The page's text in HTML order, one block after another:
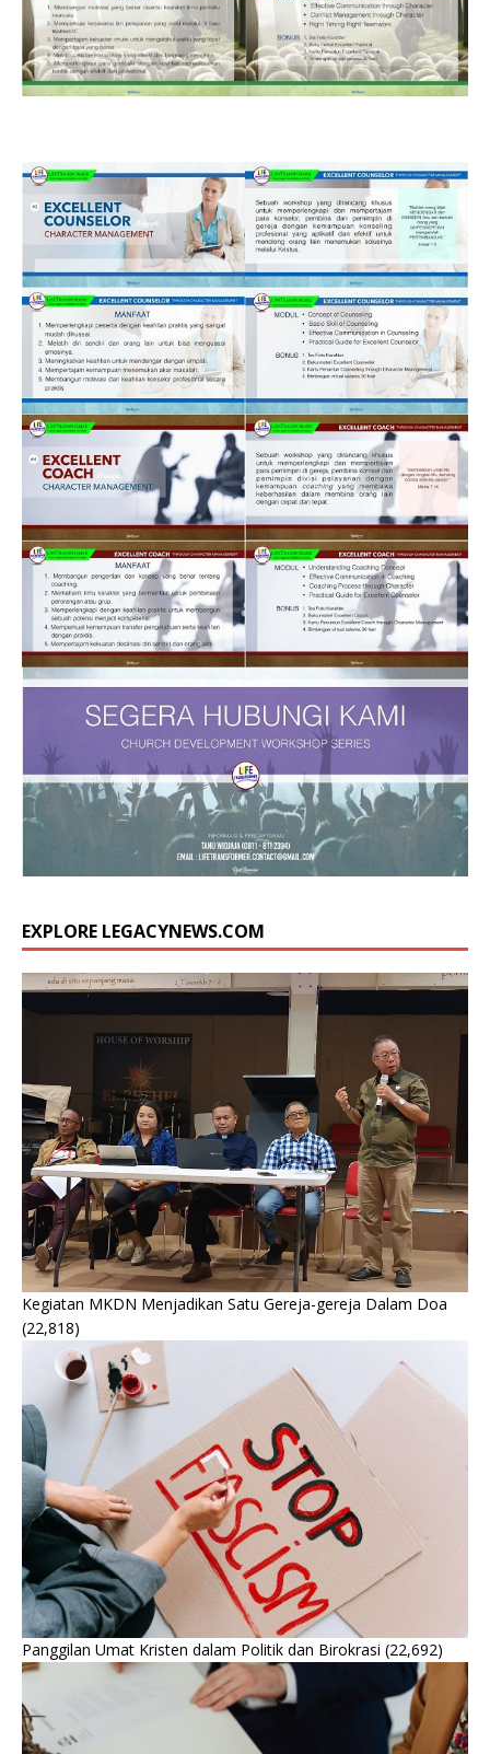
EXPLORE LEGACYNEWS.COM
Kegiatan MKDN Menjadikan Satu Gereja-gereja Dalam Doa
(22,818)
Panggilan Umat Kristen dalam Politik dan Birokrasi (22,692)